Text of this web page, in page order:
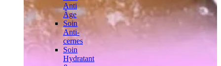
Anti
Âge
Soin
Anti-
cernes
Soin
Hydratant